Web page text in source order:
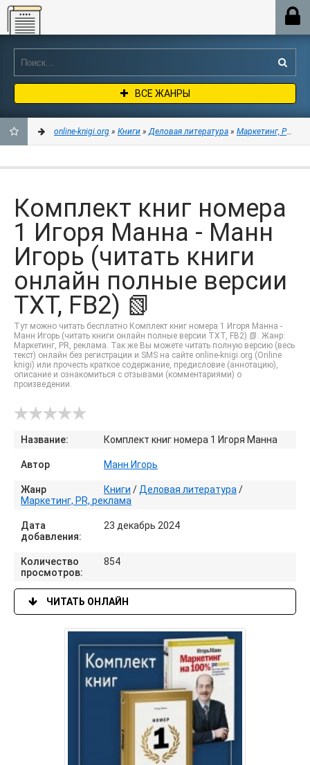
Online-knigi.org
ВСЕ ЖАНРЫ
ЗАКЛАДКИ
online-knigi.org » Книги »Деловая литература » Маркетинг, PR,
Комплект книг номера
1 Игоря Манна - Манн
Игорь (читать книги
онлайн полные версии
TXT, FB2) 📗
Тут можно читать бесплатно Комплект книг номера 1 Игоря Манна -
Манн Игорь (читать книги онлайн полные версии TXT, FB2) 📗. Жанр:
Маркетинг, PR, реклама. Так же Вы можете читать полную версию (весь
текст) онлайн без регистрации и SMS на сайте online-knigi.org (Online
knigi) или прочесть краткое содержание, предисловие (аннотацию),
описание и ознакомиться с отзывами (комментариями) о
произведении.
Название: Комплект книг номера 1 Игоря Манна
Автор Манн Игорь
Жанр Книги / Деловая литература /
Маркетинг, PR, реклама
Дата
добавления:
23 декабрь 2024
Количество
просмотров:
854
ЧИТАТЬ ОНЛАЙН